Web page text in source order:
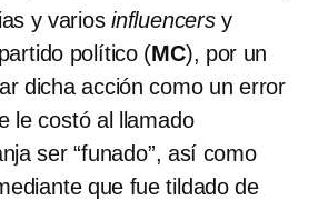
y variosinfluencersy
político (MC), por un
dicha acción como un error
le costó al llamado
ser “funado”, así como
que fue tildado de